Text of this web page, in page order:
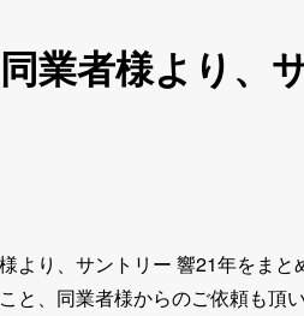
業者様より、
より、サントリー 響21年をまと
と、同業者様からのご依頼も頂